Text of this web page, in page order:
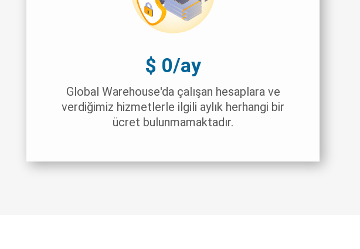
$ 0/ay
Global Warehouse'da çalışan hesaplara ve
verdiğimiz hizmetlerle ilgili aylık herhangi bir
ücret bulunmamaktadır.